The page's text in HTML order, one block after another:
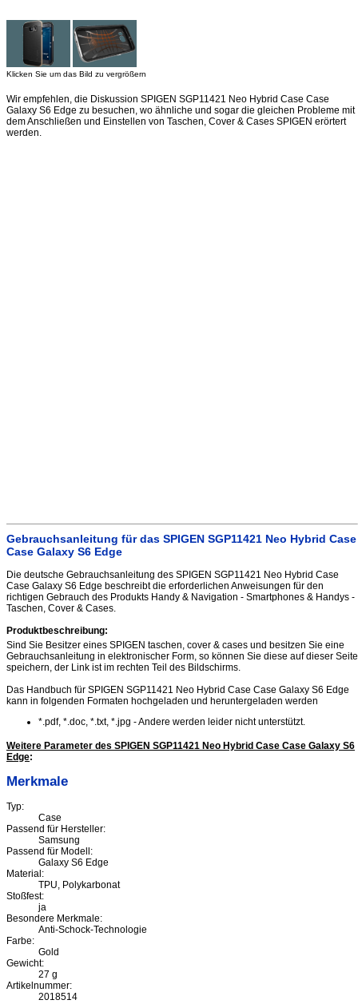
Klicken Sie um das Bild zu vergrößern
Wir empfehlen, die Diskussion SPIGEN SGP11421 Neo Hybrid Case Case
Galaxy S6 Edge zu besuchen, wo ähnliche und sogar die gleichen Probleme mit
dem Anschließen und Einstellen von Taschen, Cover & Cases SPIGEN erörtert
werden.
Gebrauchsanleitung für das SPIGEN SGP11421 Neo Hybrid Case
Case Galaxy S6 Edge
Die deutsche Gebrauchsanleitung des SPIGEN SGP11421 Neo Hybrid Case
Case Galaxy S6 Edge beschreibt die erforderlichen Anweisungen für den
richtigen Gebrauch des Produkts Handy & Navigation - Smartphones & Handys -
Taschen, Cover & Cases.
Produktbeschreibung:
Sind Sie Besitzer eines SPIGEN taschen, cover & cases und besitzen Sie eine
Gebrauchsanleitung in elektronischer Form, so können Sie diese auf dieser Seite
speichern, der Link ist im rechten Teil des Bildschirms.
Das Handbuch für SPIGEN SGP11421 Neo Hybrid Case Case Galaxy S6 Edge
kann in folgenden Formaten hochgeladen und heruntergeladen werden
*.pdf, *.doc, *.txt, *.jpg - Andere werden leider nicht unterstützt.
Weitere Parameter des SPIGEN SGP11421 Neo Hybrid Case Case Galaxy S6
Edge:
Merkmale
Typ:
Case
Passend für Hersteller:
Samsung
Passend für Modell:
Galaxy S6 Edge
Material:
TPU, Polykarbonat
Stoßfest:
ja
Besondere Merkmale:
Anti-Schock-Technologie
Farbe:
Gold
Gewicht:
27 g
Artikelnummer:
2018514